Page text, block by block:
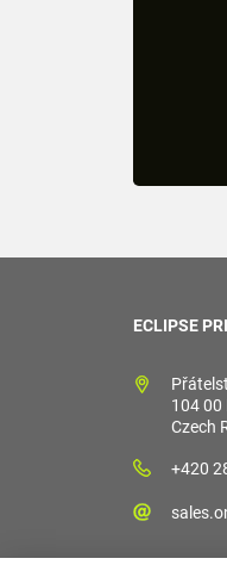
ECLIPSE
104 00
Czech
+420